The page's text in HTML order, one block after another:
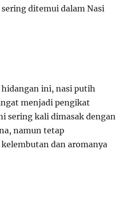
ditemui dalam Nasi
hidangan ini, nasi putih
menjadi pengikat
sering kali dimasak dengan
namun tetap
dan aromanya